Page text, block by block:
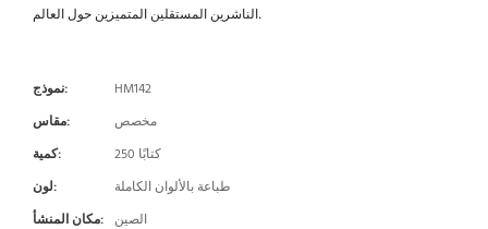
الناشرين المستقلين المتميزين حول العالم.
نموذج:
HM142
مقاس:
مخصص
كمية:
250 كتابًا
لون:
طباعة بالألوان الكاملة
مكان المنشأ: الصين